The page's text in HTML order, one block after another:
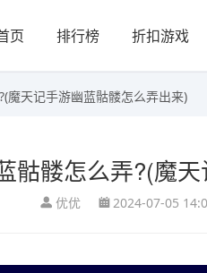
页 排行榜 折扣游戏
魔天记手游幽蓝骷髅怎么弄出来)
骷髅怎么弄?(魔
优优 2024-07-05